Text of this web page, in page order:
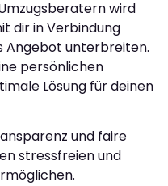
wird
dir in Verbindung
Angebot unterbreiten.
persönlichen
Lösung für deinen
und faire
stressfreien und